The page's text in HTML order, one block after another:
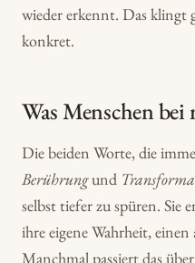
wieder erkennt. Das klingt
konkret.
Was Menschen
Die beiden Worte, die
Berührungund
selbst tiefer zu spüren. Sie
ihre eigene Wahrheit,
Manchmal passiert das